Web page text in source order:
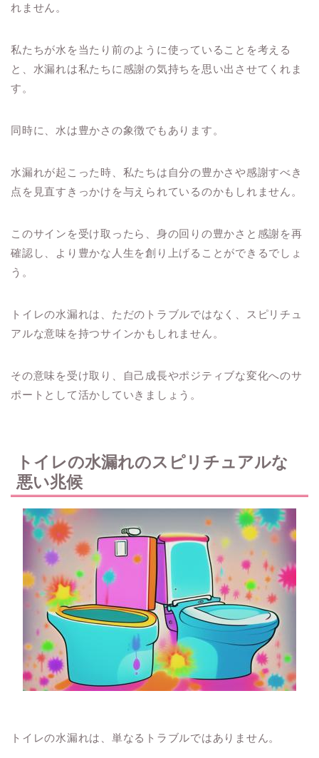
れません。
私たちが水を当たり前のように使っていることを考える
と、水漏れは私たちに感謝の気持ちを思い出させてくれま
す。
同時に、水は豊かさの象徴でもあります。
水漏れが起こった時、私たちは自分の豊かさや感謝すべき
点を見直すきっかけを与えられているのかもしれません。
このサインを受け取ったら、身の回りの豊かさと感謝を再
確認し、より豊かな人生を創り上げることができるでしょ
う。
トイレの水漏れは、ただのトラブルではなく、スピリチュ
アルな意味を持つサインかもしれません。
その意味を受け取り、自己成長やポジティブな変化へのサ
ポートとして活かしていきましょう。
トイレの水漏れのスピリチュアルな
悪い兆候
トイレの水漏れは、単なるトラブルではありません。